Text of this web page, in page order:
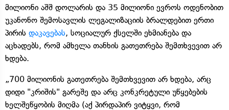
მილიონი აშშ დოლარის და 35 მილიონი ევროს ოდენობით
უკანონო შემოსავლის ლეგალიზაციის ბრალდებით ერთი
პირის დაკავებას, სოციალურ ქსელში ეხმიანება და
აცხადებს, რომ ამხელა თანხის გათეთრება შემთხვევით არ
ხდება.
„700 მილიონის გათეთრება შემთხვევით არ ხდება, არც
დიდი "კრიშის" გარეშე და არც კონკრეტული უწყებების
ხელშეწყობის მიღმა (აქ პირდაპირ ვიტყვი, რომ